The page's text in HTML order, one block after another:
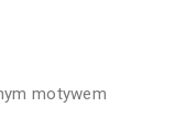
motywem